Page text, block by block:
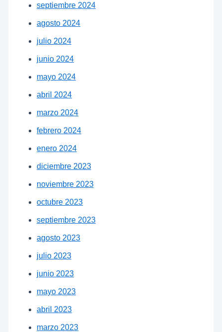
septiembre 2024
agosto 2024
julio 2024
junio 2024
mayo 2024
abril 2024
marzo 2024
febrero 2024
enero 2024
diciembre 2023
noviembre 2023
octubre 2023
septiembre 2023
agosto 2023
julio 2023
junio 2023
mayo 2023
abril 2023
marzo 2023